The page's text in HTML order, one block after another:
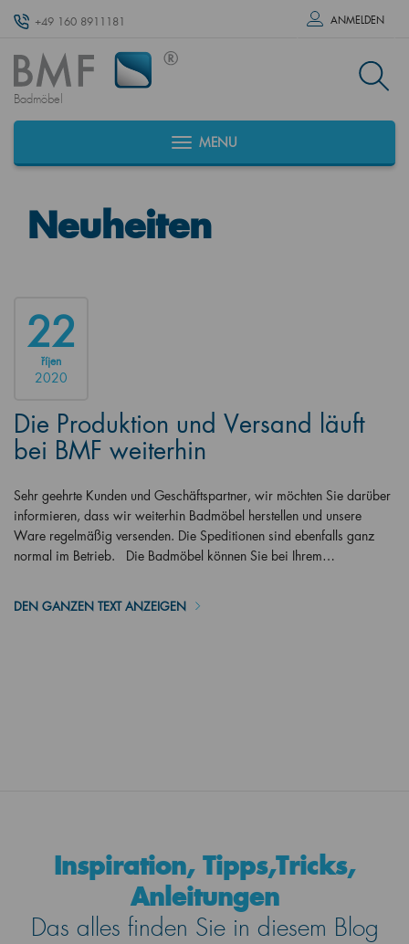
+49 160 8911181 ANMELDEN
Badmöbel
MENU
Neuheiten
22
říjen
2020
Die Produktion und Versand läuft
bei BMF weiterhin
Sehr geehrte Kunden und Geschäftspartner, wir möchten Sie darüber
informieren, dass wir weiterhin Badmöbel herstellen und unsere
Ware regelmäßig versenden. Die Speditionen sind ebenfalls ganz
normal im Betrieb. Die Badmöbel können Sie bei Ihrem…
DEN GANZEN TEXT ANZEIGEN
Inspiration, Tipps,Tricks,
Anleitungen
Das alles finden Sie in diesem Blog